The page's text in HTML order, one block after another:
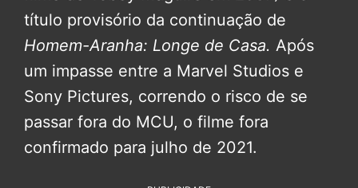
título provisório da continuação de
Homem-Aranha: Longe de Casa. Após
um impasse entre a Marvel Studios e
Sony Pictures, correndo o risco de se
passar fora do MCU, o filme fora
confirmado para julho de 2021.